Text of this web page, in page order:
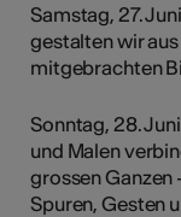
Samstag, 27.
gestalten wir
mitgebrachten
Sonntag, 28.
und Malen
grossen Ganzen
Spuren, Gesten